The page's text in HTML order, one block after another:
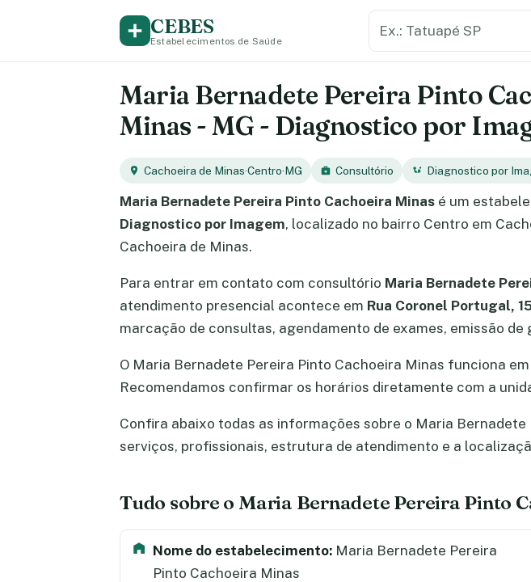
CEBES
Estabelecimentos de Saúde
Maria Bernadete Pereira Pinto
Minas - MG - Diagnostico por
Cachoeira de Minas·Centro·MG Consultório Diagnostico por
Maria Bernadete Pereira Pinto Cachoeira Minas é um
Diagnostico por Imagem, localizado no bairro Centro em
Cachoeira de Minas.
Para entrar em contato com consultório Maria Bernadete
atendimento presencial acontece em Rua Coronel Portugal,
marcação de consultas, agendamento de exames, emissão
O Maria Bernadete Pereira Pinto Cachoeira Minas funciona
Recomendamos confirmar os horários diretamente com a
Confira abaixo todas as informações sobre o Maria
serviços, profissionais, estrutura de atendimento e a
Tudo sobre o Maria Bernadete Pereira Pinto
Nome do estabelecimento: Maria Bernadete Pereira
Pinto Cachoeira Minas